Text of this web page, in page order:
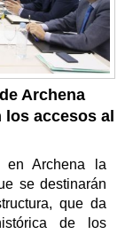
Archena
accesos al
en Archena la
se destinarán
que da
de los